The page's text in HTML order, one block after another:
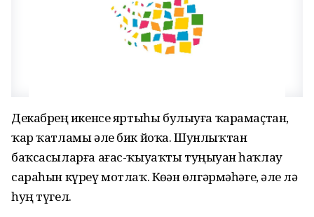
Декабрҙең икенсе яртыһы булыуға ҡарамаҫтан,
ҡар ҡатламы әле бик йоҡа. Шунлыҡтан
баҡсасыларға ағас-ҡыуаҡты туңыуҙан һаҡлау
сараһын күреү мотлаҡ. Көҙҙән өлгәрмәһәгеҙ, әле лә
һуң түгел.